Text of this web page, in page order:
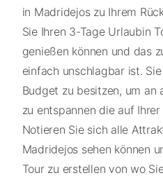
in Madridejos zu Ihrem
Sie Ihren 3-Tage Urlaubin
genießen können und das
einfach unschlagbar ist.
Budget zu besitzen, um an
zu entspannen die auf
Notieren Sie sich alle
Madridejos sehen können
Tour zu erstellen von wo